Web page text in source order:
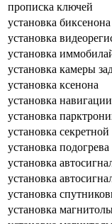
прописка ключей
установка биксенона
установка
установка
установка камеры
установка ксенона
установка навигации
установка
установка
установка
установка
установка
установка
установка